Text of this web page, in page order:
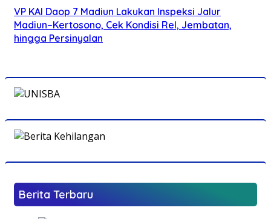
VP KAI Daop 7 Madiun Lakukan Inspeksi Jalur
Madiun–Kertosono, Cek Kondisi Rel, Jembatan,
hingga Persinyalan
Berita Terbaru